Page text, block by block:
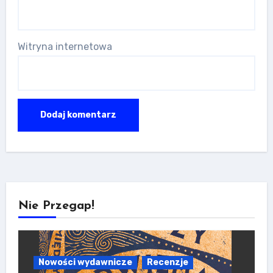
Witryna internetowa
Nie Przegap!
Nowości wydawnicze Recenzje